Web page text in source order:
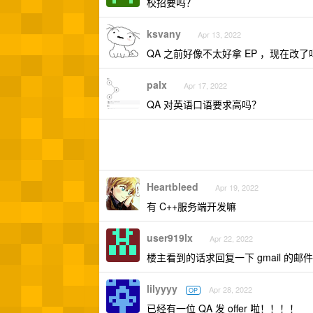
ksvany Apr 13, 2022
QA 之前好像不太好拿 EP ，现在改了
palx Apr 17, 2022
QA 对英语口语要求高吗？
Heartbleed Apr 19, 2022
有 C++服务端开发嘛
user919lx Apr 22, 2022
楼主看到的话求回复一下 gmail 的邮件
lilyyyy OP Apr 28, 2022
已经有一位 QA 发 offer 啦！！！！